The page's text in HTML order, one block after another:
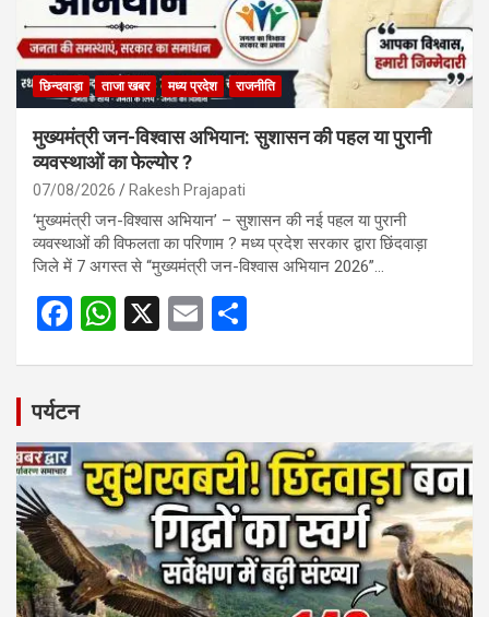
छिन्दवाड़ा ताजा खबर मध्य प्रदेश राजनीति
मुख्यमंत्री जन-विश्वास अभियान: सुशासन की पहल या पुरानी
व्यवस्थाओं का फेल्योर ?
07/08/2026 Rakesh Prajapati
‘मुख्यमंत्री जन-विश्वास अभियान’ – सुशासन की नई पहल या पुरानी
व्यवस्थाओं की विफलता का परिणाम ? मध्य प्रदेश सरकार द्वारा छिंदवाड़ा
जिले में 7 अगस्त से “मुख्यमंत्री जन-विश्वास अभियान 2026”…
F
b
o
o
k
W
A
p
p
X
E
पर्यटन